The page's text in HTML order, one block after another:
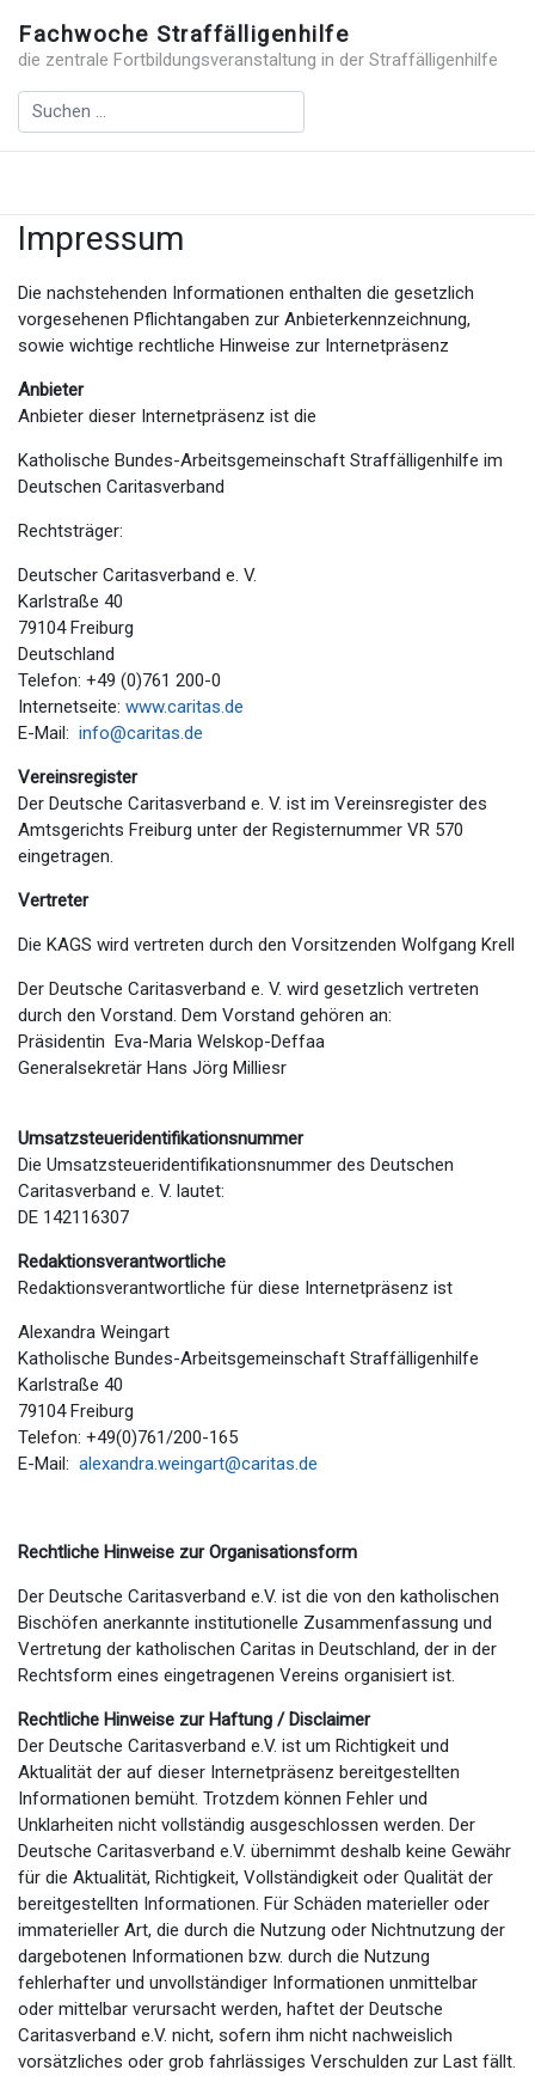
Fachwoche Straffälligenhilfe
die zentrale Fortbildungsveranstaltung in der Straffälligenhilfe
Impressum
Die nachstehenden Informationen enthalten die gesetzlich
vorgesehenen Pflichtangaben zur Anbieterkennzeichnung,
sowie wichtige rechtliche Hinweise zur Internetpräsenz
Anbieter
Anbieter dieser Internetpräsenz ist die
Katholische Bundes-Arbeitsgemeinschaft Straffälligenhilfe im
Deutschen Caritasverband
Rechtsträger:
Deutscher Caritasverband e. V.
Karlstraße 40
79104 Freiburg
Deutschland
Telefon: +49 (0)761 200-0
Internetseite: www.caritas.de
E-Mail: info@caritas.de
Vereinsregister
Der Deutsche Caritasverband e. V. ist im Vereinsregister des
Amtsgerichts Freiburg unter der Registernummer VR 570
eingetragen.
Vertreter
Die KAGS wird vertreten durch den Vorsitzenden Wolfgang Krell
Der Deutsche Caritasverband e. V. wird gesetzlich vertreten
durch den Vorstand. Dem Vorstand gehören an:
Präsidentin Eva-Maria Welskop-Deffaa
Generalsekretär Hans Jörg Milliesr
Umsatzsteueridentifikationsnummer
Die Umsatzsteueridentifikationsnummer des Deutschen
Caritasverband e. V. lautet:
DE 142116307
Redaktionsverantwortliche
Redaktionsverantwortliche für diese Internetpräsenz ist
Alexandra Weingart
Katholische Bundes-Arbeitsgemeinschaft Straffälligenhilfe
Karlstraße 40
79104 Freiburg
Telefon: +49(0)761/200-165
E-Mail: alexandra.weingart@caritas.de
Rechtliche Hinweise zur Organisationsform
Der Deutsche Caritasverband e.V. ist die von den katholischen
Bischöfen anerkannte institutionelle Zusammenfassung und
Vertretung der katholischen Caritas in Deutschland, der in der
Rechtsform eines eingetragenen Vereins organisiert ist.
Rechtliche Hinweise zur Haftung / Disclaimer
Der Deutsche Caritasverband e.V. ist um Richtigkeit und
Aktualität der auf dieser Internetpräsenz bereitgestellten
Informationen bemüht. Trotzdem können Fehler und
Unklarheiten nicht vollständig ausgeschlossen werden. Der
Deutsche Caritasverband e.V. übernimmt deshalb keine Gewähr
für die Aktualität, Richtigkeit, Vollständigkeit oder Qualität der
bereitgestellten Informationen. Für Schäden materieller oder
immaterieller Art, die durch die Nutzung oder Nichtnutzung der
dargebotenen Informationen bzw. durch die Nutzung
fehlerhafter und unvollständiger Informationen unmittelbar
oder mittelbar verursacht werden, haftet der Deutsche
Caritasverband e.V. nicht, sofern ihm nicht nachweislich
vorsätzliches oder grob fahrlässiges Verschulden zur Last fällt.